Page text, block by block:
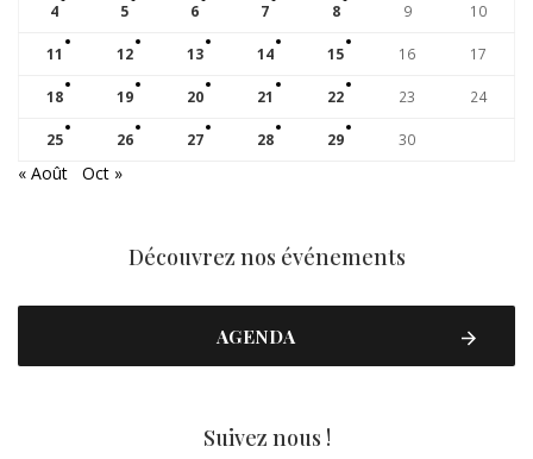
4 5 6 7 8 9 10
11 12 13 14 15 16 17
18 19 20 21 22 23 24
25 26 27 28 29 30
« Août Oct »
Découvrez nos événements
AGENDA
Suivez nous !